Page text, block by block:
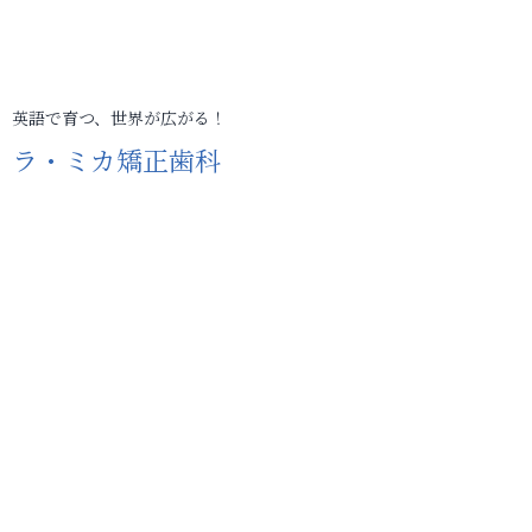
英語で育つ、世界が広がる！
ラ・ミカ矯正歯科